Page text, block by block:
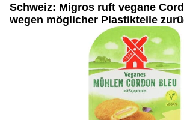
Schweiz: Migros ruft vegane
wegen möglicher Plastikteile